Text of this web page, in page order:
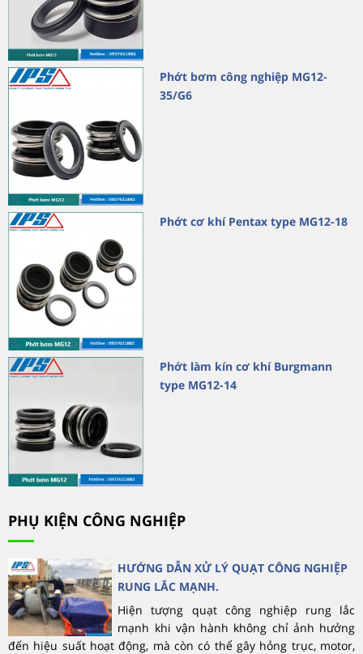
Phớt bơm công nghiệp MG12-
35/G6
Phớt cơ khí Pentax type MG12-18
Phớt làm kín cơ khí Burgmann
type MG12-14
PHỤ KIỆN CÔNG NGHIỆP
HƯỚNG DẪN XỬ LÝ QUẠT CÔNG NGHIỆP
RUNG LẮC MẠNH.
Hiện tượng quạt công nghiệp rung lắc
mạnh khi vận hành không chỉ ảnh hưởng
đến hiệu suất hoạt động, mà còn có thể gây hỏng trục, motor,